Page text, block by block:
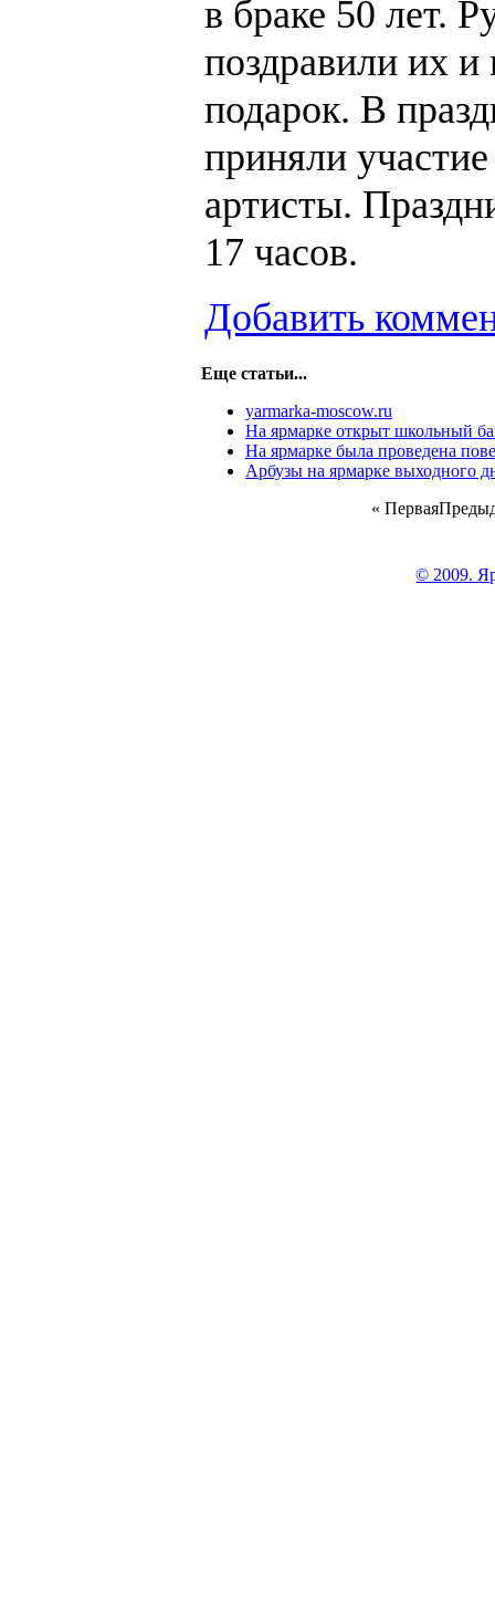
в браке 50 лет.
поздравили их
подарок. В
приняли
артисты.
17 часов.
Добавить
Еще статьи...
yarmarka-moscow.ru
На ярмарке открыт школьный
На ярмарке была проведена
Арбузы на ярмарке выходного
« Первая
© 2009.